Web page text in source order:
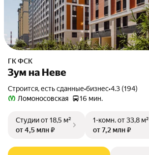
ГК ФСК
Зум на Неве
Строится, есть сданные•бизнес•4.3 (194)
Ломоносовская
16 мин.
Студииот 18,5 м²
от 4,5 млн ₽
1-комн.от 33,8 м²
от 7,2 млн ₽